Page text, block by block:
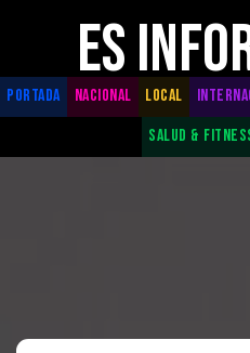
ES
PORTADA NACIONAL LOCAL
SALUD &